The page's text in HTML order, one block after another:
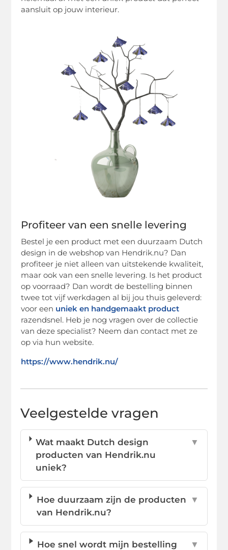
aansluit op jouw interieur.
Profiteer van een snelle levering
Bestel je een product met een duurzaam Dutch
design in de webshop van Hendrik.nu? Dan
profiteer je niet alleen van uitstekende kwaliteit,
maar ook van een snelle levering. Is het product
op voorraad? Dan wordt de bestelling binnen
twee tot vijf werkdagen al bij jou thuis geleverd:
voor een uniek en handgemaakt product
razendsnel. Heb je nog vragen over de collectie
van deze specialist? Neem dan contact met ze
op via hun website.
https://www.hendrik.nu/
Veelgestelde vragen
Wat maakt Dutch design
producten van Hendrik.nu
uniek?
▼
Hoe duurzaam zijn de producten
van Hendrik.nu?
▼
Hoe snel wordt mijn bestelling
▼